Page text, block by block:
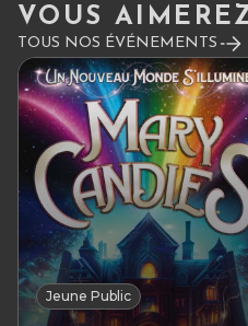
VOUS
TOUS NOS ÉVÉNEMENTS
Jeune Public